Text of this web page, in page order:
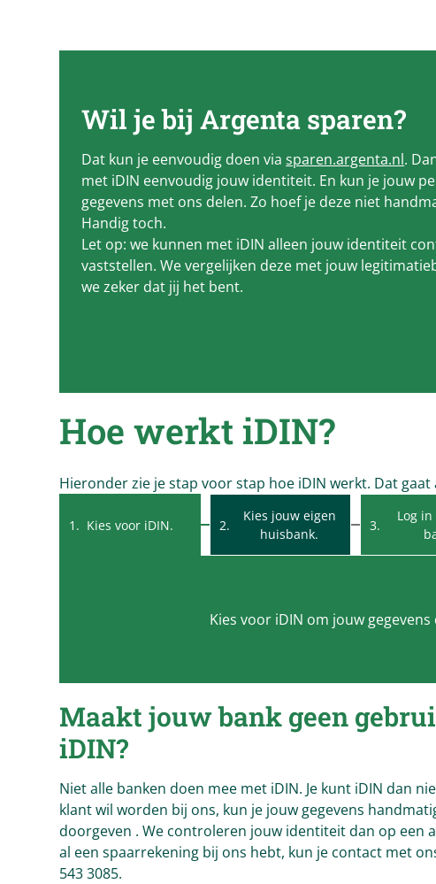
Wil je bijArgenta sparen?
Dat kun je eenvoudig doen viasparen.argenta.nl.
met iDIN eenvoudig jouw identiteit. En kun je jouw
gegevens met ons delen. Zo hoef je deze niet
Handig toch.
Let op: we kunnen met iDIN alleen jouw identiteit
vaststellen. We vergelijken deze met jouw
we zeker dat jij het bent.
Hoe werkt iDIN?
Hieronder zie je stap voor stap hoe iDIN werkt. Dat
Kies voor iDIN.
Kies jouw eigen
huisbank.
Log
Kies voor iDIN om jouw
Maakt jouw bank geen
iDIN?
Niet alle banken doen mee met iDIN. Je kunt iDIN dan
klant wil worden bij ons, kun je jouw gegevens
doorgeven . We controleren jouw identiteit dan op een
al een spaarrekening bij ons hebt, kun je contact met
543 3085.